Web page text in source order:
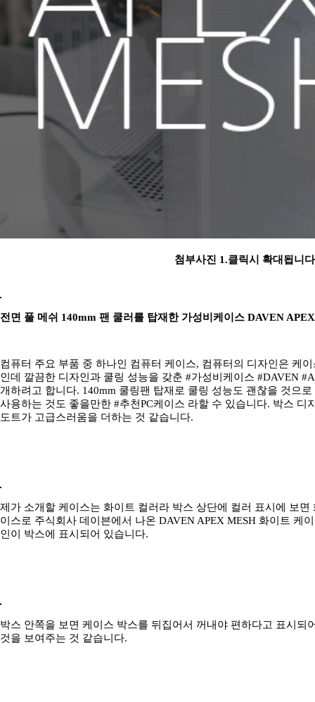
첨부사진 1.클릭시 확대됩니
전면 풀 메쉬 140mm 팬 쿨러를 탑재한 가성비케이스 DAVEN
컴퓨터 주요 부품 중 하나인 컴퓨터 케이스, 컴퓨터의 디자인은 케
인데 깔끔한 디자인과 쿨링 성능을 갖춘 #가성비케이스 #DAVEN
개하려고 합니다. 140mm 쿨링팬 탑재로 쿨링 성능도 괜찮을 것으
사용하는 것도 좋을만한 #추천PC케이스 라할 수 있습니다. 박스 디
도트가 고급스러움을 더하는 것 같습니다.
제가 소개할 케이스는 화이트 컬러라 박스 상단에 컬러 표시에 보
이스로 주식회사 데이븐에서 나온 DAVEN APEX MESH 화이트 케
인이 박스에 표시되어 있습니다.
박스 안쪽을 보면 케이스 박스를 뒤집어서 꺼내야 편하다고 표시되
것을 보여주는 것 같습니다.